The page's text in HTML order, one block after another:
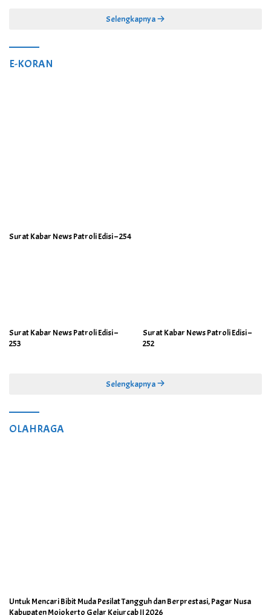
Selengkapnya
E-KORAN
Surat Kabar News Patroli Edisi – 254
Surat Kabar News Patroli Edisi –
253
Surat Kabar News Patroli Edisi –
252
Selengkapnya
OLAHRAGA
Untuk Mencari Bibit Muda Pesilat Tangguh dan Berprestasi, Pagar Nusa
Kabupaten Mojokerto Gelar Kejurcab II 2026